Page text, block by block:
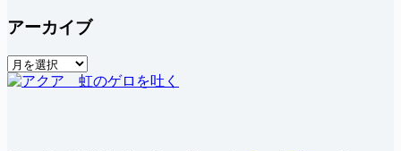
アーカイブ
ア
ー